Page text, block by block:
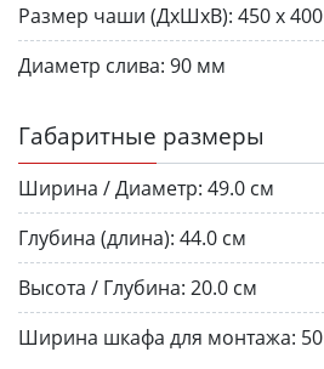
Размер чаши (ДхШхВ): 450 х
Диаметр слива: 90 мм
Габаритные размеры
Ширина / Диаметр: 49.0 см
Глубина (длина): 44.0 см
Высота / Глубина: 20.0 см
Ширина шкафа для монтажа: